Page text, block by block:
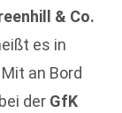
& Co.
es in
an Bord
der GfK